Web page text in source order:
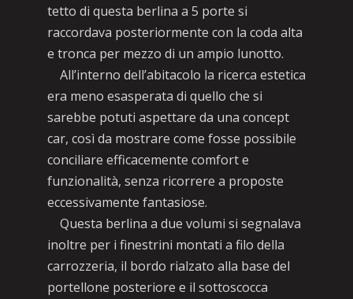
tetto di questa berlina a 5 porte si
raccordava posteriormente con la coda alta
e tronca per mezzo di un ampio lunotto.
All’interno dell’abitacolo la ricerca estetica
era meno esasperata di quello che si
sarebbe potuti aspettare da una concept
car, così da mostrare come fosse possibile
conciliare efficacemente comfort e
funzionalità, senza ricorrere a proposte
eccessivamente fantasiose.
Questa berlina a due volumi si segnalava
inoltre per i finestrini montati a filo della
carrozzeria, il bordo rialzato alla base del
portellone posteriore e il sottoscocca